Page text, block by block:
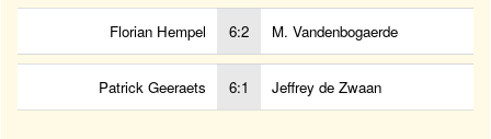
Florian Hempel 6:2 M. Vandenbogaerde
Patrick Geeraets 6:1 Jeffrey de Zwaan